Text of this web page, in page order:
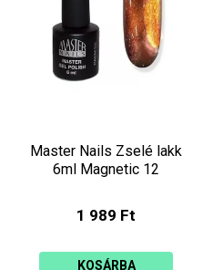
Master Nails Zselé lakk
6ml Magnetic 12
1 989 Ft
KOSÁRBA